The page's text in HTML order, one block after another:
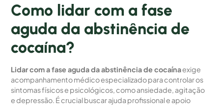
Como lidar com a fase
aguda da abstinência de
cocaína?
Lidar com a fase aguda da abstinência de cocaínaexige
acompanhamento médico especializado para controlar os
sintomas físicos e psicológicos, como ansiedade, agitação
e depressão. É crucial buscar ajuda profissional e apoio